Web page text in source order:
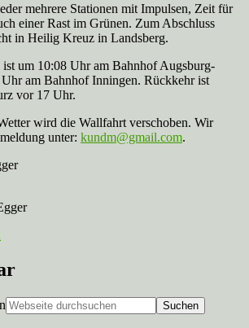
mehrere Stationen mit Impulsen, Zeit für
einer Rast im Grünen. Zum Abschluss
in Heilig Kreuz in Landsberg.
um 10:08 Uhr am Bahnhof Augsburg-
am Bahnhof Inningen. Rückkehr ist
vor 17 Uhr.
wird die Wallfahrt verschoben. Wir
unter: kundm@gmail.com.